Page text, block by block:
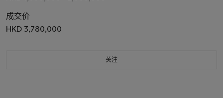
成交价
HKD 3,780,000
关注